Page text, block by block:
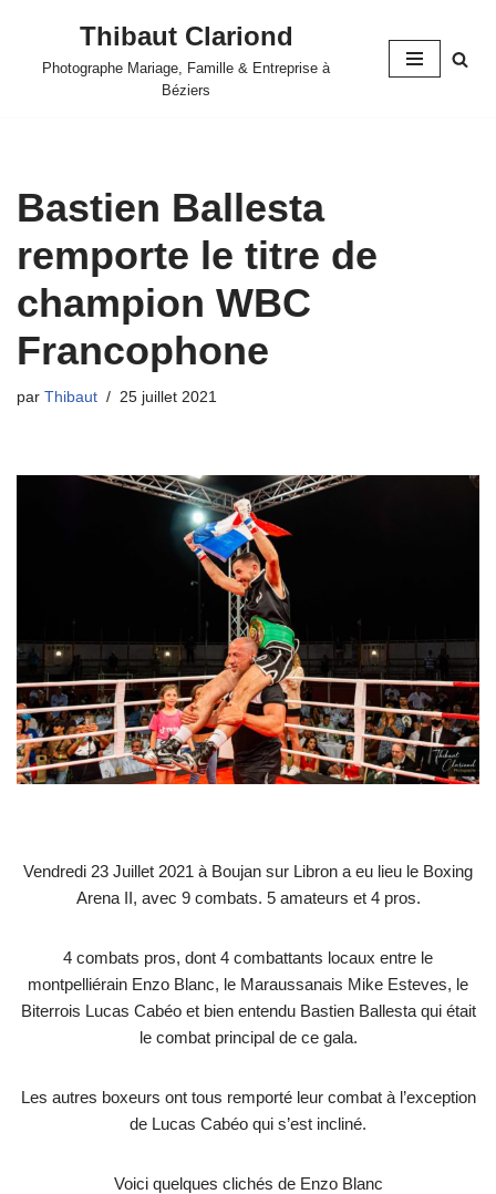
Aller
Thibaut Clariond
Photographe Mariage, Famille & Entreprise à
Béziers
Bastien Ballesta
remporte le titre de
champion WBC
Francophone
par Thibaut 25 juillet 2021
Vendredi 23 Juillet 2021 à Boujan sur Libron a eu lieu le Boxing
Arena II, avec 9 combats. 5 amateurs et 4 pros.
4 combats pros, dont 4 combattants locaux entre le
montpelliérain Enzo Blanc, le Maraussanais Mike Esteves, le
Biterrois Lucas Cabéo et bien entendu Bastien Ballesta qui était
le combat principal de ce gala.
Les autres boxeurs ont tous remporté leur combat à l’exception
de Lucas Cabéo qui s’est incliné.
Voici quelques clichés de Enzo Blanc